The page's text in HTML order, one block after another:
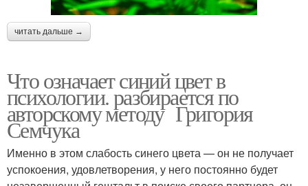
читать дальше →
Что означает синий цвет в
психологии. разбирается по
авторскому методу Григория
Семчука
Именно в этом слабость синего цвета — он не получает
успокоения, удовлетворения, у него постоянно будет